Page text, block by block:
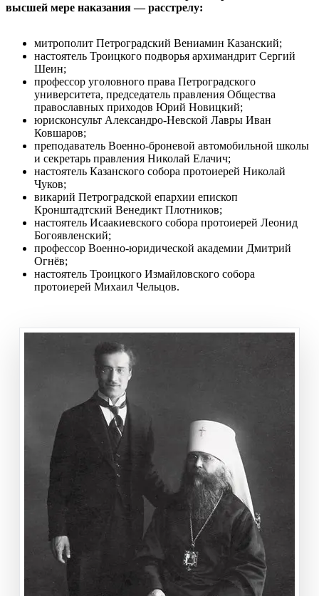
высшей мере наказания — расстрелу:
митрополит Петроградский Вениамин Казанский;
настоятель Троицкого подворья архимандрит Сергий
Шеин;
профессор уголовного права Петроградского
университета, председатель правления Общества
православных приходов Юрий Новицкий;
юрисконсульт Александро-Невской Лавры Иван
Ковшаров;
преподаватель Военно-броневой автомобильной школы
и секретарь правления Николай Елачич;
настоятель Казанского собора протоиерей Николай
Чуков;
викарий Петроградской епархии епископ
Кронштадтский Венедикт Плотников;
настоятель Исаакиевского собора протоиерей Леонид
Богоявленский;
профессор Военно-юридической академии Дмитрий
Огнёв;
настоятель Троицкого Измайловского собора
протоиерей Михаил Чельцов.